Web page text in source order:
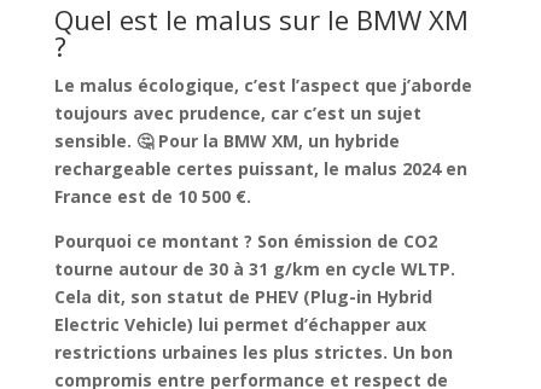
Quel est le malus sur le BMW XM
?
Le malus écologique, c’est l’aspect que j’aborde
toujours avec prudence, car c’est un sujet
sensible. 🤔 Pour la BMW XM, un hybride
rechargeable certes puissant, le malus 2024 en
France est de 10 500 €.
Pourquoi ce montant ? Son émission de CO2
tourne autour de 30 à 31 g/km en cycle WLTP.
Cela dit, son statut de PHEV (Plug-in Hybrid
Electric Vehicle) lui permet d’échapper aux
restrictions urbaines les plus strictes. Un bon
compromis entre performance et respect de